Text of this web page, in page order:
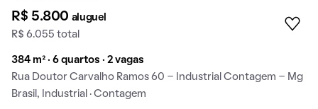
R$ 5.800 aluguel
R$ 6.055 total
384 m² · 6 quartos · 2 vagas
Rua Doutor Carvalho Ramos 60 - Industrial Contagem - Mg
Brasil, Industrial · Contagem